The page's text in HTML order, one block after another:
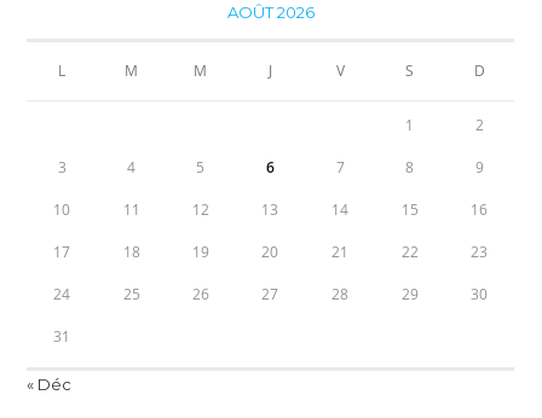
AOÛT 2026
L M M J V S D
1 2
3 4 5 6 7 8 9
10 11 12 13 14 15 16
17 18 19 20 21 22 23
24 25 26 27 28 29 30
31
« Déc